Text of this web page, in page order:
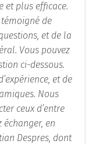
et plus efficace.
de
et de la
Vous pouvez
ci-dessous.
et de
Nous
ceux d’entre
échanger, en
Despres, dont